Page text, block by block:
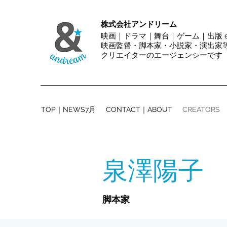
株式会社アンドリーム
映画｜ドラマ｜舞台｜ゲーム｜出版
映画監督・脚本家・小説家・演出家
クリエイターのエージェンシーです
TOP｜NEWS7月 CONTACT｜ABOUT CREATORS
泉澤陽子
脚本家